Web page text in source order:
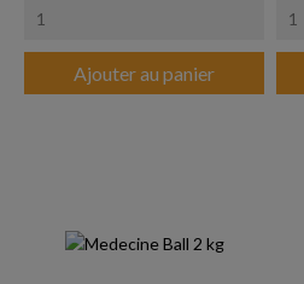
Ajouter au panier